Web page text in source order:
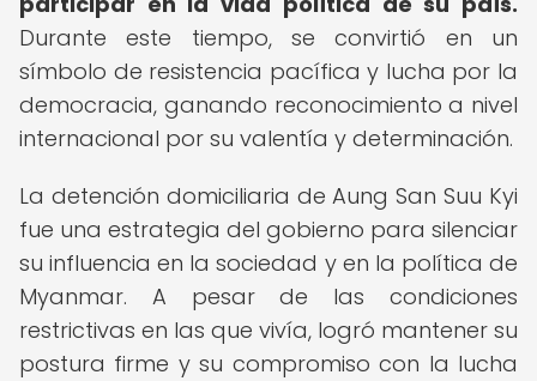
Durante este tiempo, se convirtió en un
símbolo de resistencia pacífica y lucha por la
democracia, ganando reconocimiento a nivel
internacional por su valentía y determinación.
La detención domiciliaria de Aung San Suu Kyi
fue una estrategia del gobierno para silenciar
su influencia en la sociedad y en la política de
Myanmar. A pesar de las condiciones
restrictivas en las que vivía, logró mantener su
postura firme y su compromiso con la lucha